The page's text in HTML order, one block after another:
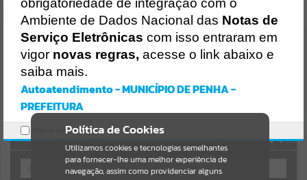
Resultados para""
Portais
Por favor, aguarde...
NOTÍCIAS
Por favor, aguarde...
AUTOATENDIMENTO
Política de Cookies
Utilizamos cookies e tecnologias semelhantes
para fornecer-lhe uma melhor experiência de
navegação, assim como providenciar alguns
obrigatoriedade de integração com o
Ambiente de Dados Nacional das Notas de
Serviço Eletrônicas com isso entraram em
vigor novas regras, acesse o link abaixo e
saiba mais.
Autoatendimento - MUNICÍPIO DE PENHA -
PREFEITURA
Marcar como lido.